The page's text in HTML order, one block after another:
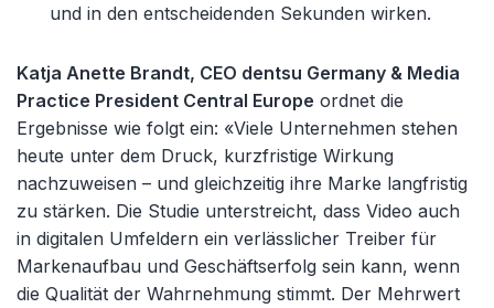
und in den entscheidenden Sekunden wirken.
Katja Anette Brandt, CEO dentsu Germany & Media
Practice President Central Europe ordnet die
Ergebnisse wie folgt ein: «Viele Unternehmen stehen
heute unter dem Druck, kurzfristige Wirkung
nachzuweisen – und gleichzeitig ihre Marke langfristig
zu stärken. Die Studie unterstreicht, dass Video auch
in digitalen Umfeldern ein verlässlicher Treiber für
Markenaufbau und Geschäftserfolg sein kann, wenn
die Qualität der Wahrnehmung stimmt. Der Mehrwert